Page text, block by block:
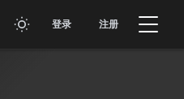
登录 注册